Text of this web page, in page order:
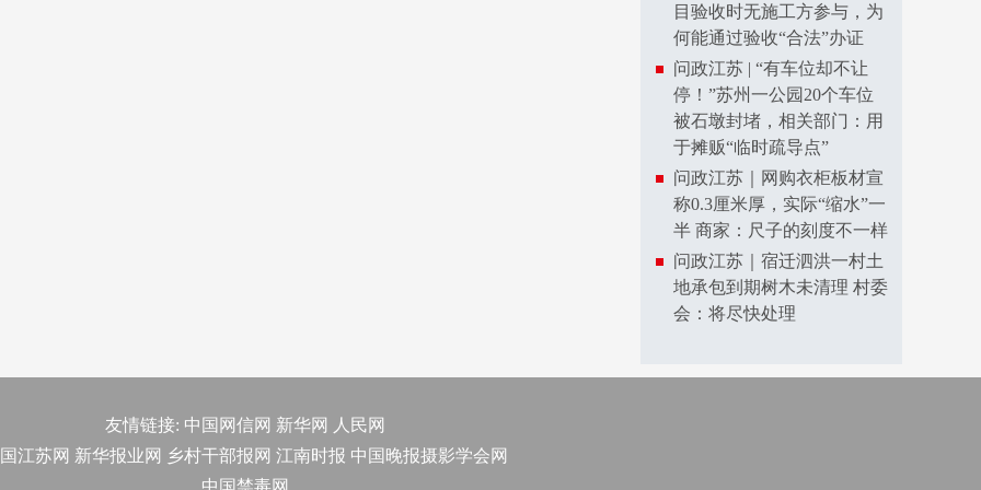
目验收时无施工方参与，为
何能通过验收“合法”办证
问政江苏 | “有车位却不让
停！”苏州一公园20个车位
被石墩封堵，相关部门：用
于摊贩“临时疏导点”
问政江苏｜网购衣柜板材宣
称0.3厘米厚，实际“缩水”一
半 商家：尺子的刻度不一样
问政江苏｜宿迁泗洪一村土
地承包到期树木未清理 村委
会：将尽快处理
友情链接: 中国网信网 新华网
人民网
江苏网 新华报业网 乡村干部报网 江南时报 中国晚报摄影学会网
中国禁毒网